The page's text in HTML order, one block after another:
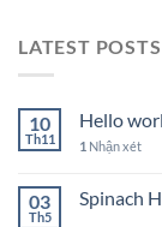
LATEST POSTS
10
Th11
Hello
1 Nhận xét
03
Th5
Spinach